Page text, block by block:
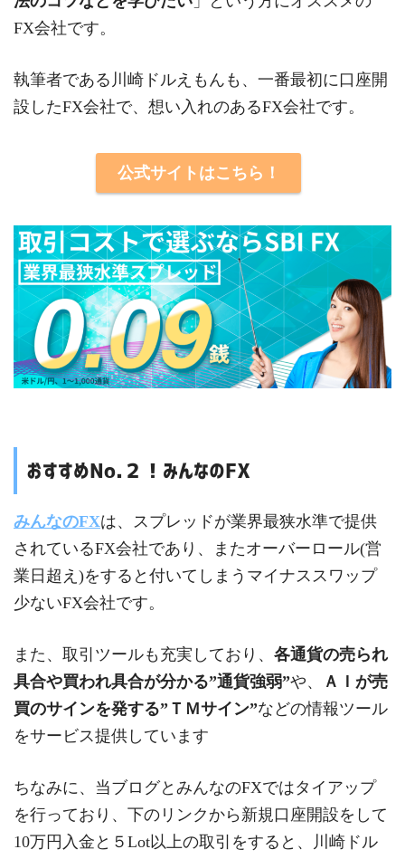
FX会社です。
執筆者である川崎ドルえもんも、一番最初に口座開
設したFX会社で、想い入れのあるFX会社です。
公式サイトはこちら！
おすすめNo.２！みんなのFX
みんなのFXは、スプレッドが業界最狭水準で提供
されているFX会社であり、またオーバーロール(営
業日超え)をすると付いてしまうマイナススワップ
少ないFX会社です。
また、取引ツールも充実しており、 各通貨の売られ
具合や買われ具合が分かる”通貨強弱”や、
ＡＩが売
買のサインを発する”ＴＭサイン”などの情報ツール
をサービス提供しています
ちなみに、当ブログとみんなのFXではタイアップ
を行っており、下のリンクから新規口座開設をして
10万円入金と５Lot以上の取引をすると、川崎ドル